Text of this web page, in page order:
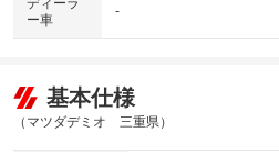
ディーラ
ー車
-
基本仕様
（マツダデミオ 三重県）